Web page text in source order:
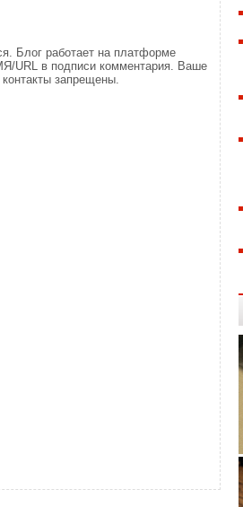
Блог работает на платформе
URL в подписи комментария. Ваше
запрещены.